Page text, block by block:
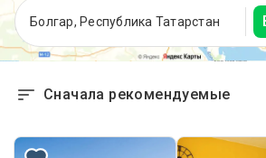
Болгар, Республика Татарстан
Сначала рекомендуемые